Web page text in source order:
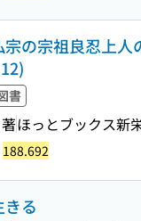
宗の宗祖良忍上
書
ほっとブックス新
188.692
る